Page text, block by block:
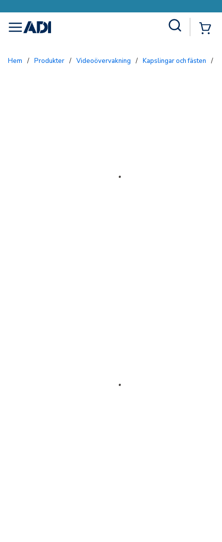
menu
Hem / Produkter / Videoövervakning / Kapslingar och fästen /